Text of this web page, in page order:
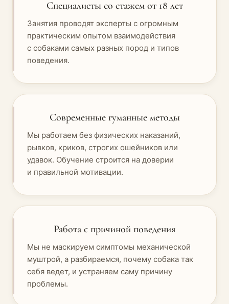
Специалисты со стажем от 18 лет
Занятия проводят эксперты с огромным
практическим опытом взаимодействия
с собаками самых разных пород и типов
поведения.
Современные гуманные методы
Мы работаем без физических наказаний,
рывков, криков, строгих ошейников или
удавок. Обучение строится на доверии
и правильной мотивации.
Работа с причиной поведения
Мы не маскируем симптомы механической
муштрой, а разбираемся, почему собака так
себя ведет, и устраняем саму причину
проблемы.